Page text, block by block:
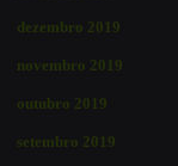
dezembro 2019
novembro 2019
outubro 2019
setembro 2019